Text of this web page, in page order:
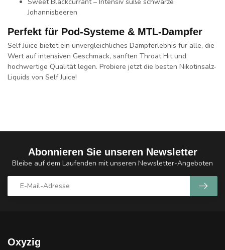
Sweet Blackcurrant– Intensiv süße schwarze
Johannisbeeren
Perfekt für Pod-Systeme & MTL-Dampfer
Self Juice bietet ein unvergleichliches Dampferlebnis für alle, die
Wert auf intensiven Geschmack, sanften Throat Hit und
hochwertige Qualität legen. Probiere jetzt die besten Nikotinsalz-
Liquids von Self Juice!
Abonnieren Sie unseren Newsletter
Bleibe auf dem Laufenden mit unseren Newsletter-Angeboten
Oxyzig